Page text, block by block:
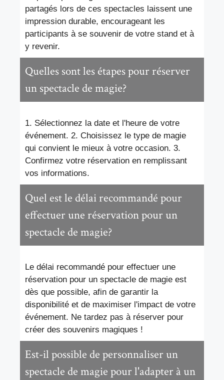
partagés lors de ces spectacles laissent une
impression durable, encourageant les
participants à se souvenir de votre stand et à
y revenir.
Quelles sont les étapes pour réserver
un spectacle de magie?
1. Sélectionnez la date et l'heure de votre
événement. 2. Choisissez le type de magie
qui convient le mieux à votre occasion. 3.
Confirmez votre réservation en remplissant
vos informations.
Quel est le délai recommandé pour
effectuer une réservation pour un
spectacle de magie?
Le délai recommandé pour effectuer une
réservation pour un spectacle de magie est
dès que possible, afin de garantir la
disponibilité et de maximiser l'impact de votre
événement. Ne tardez pas à réserver pour
créer des souvenirs magiques !
Est-il possible de personnaliser un
spectacle de magie pour l'adapter à un